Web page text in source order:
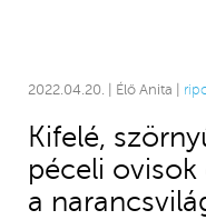
2022.04.20. | Élő Anita |
Kifelé,
péceli
a